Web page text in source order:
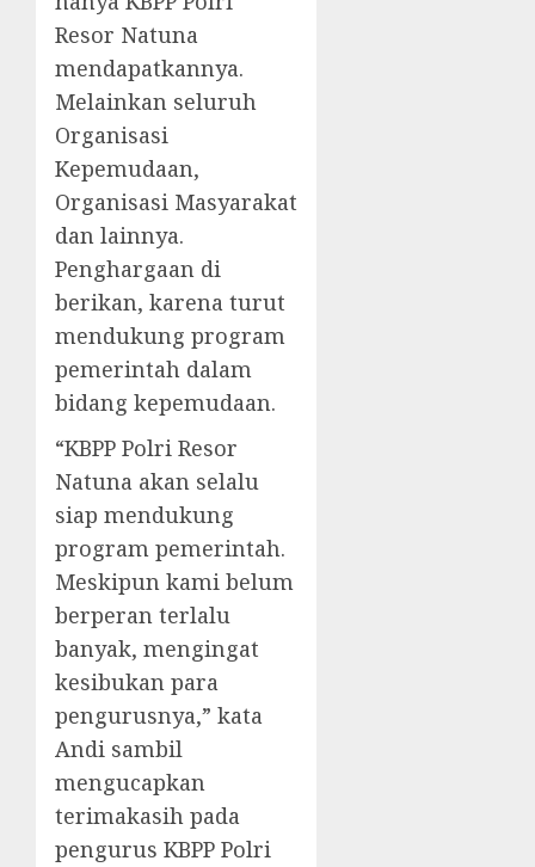
Resor Natuna
mendapatkannya.
Melainkan seluruh
Organisasi
Kepemudaan,
Organisasi Masyarakat
dan lainnya.
Penghargaan di
berikan, karena turut
mendukung program
pemerintah dalam
bidang kepemudaan.
“KBPP Polri Resor
Natuna akan selalu
siap mendukung
program pemerintah.
Meskipun kami belum
berperan terlalu
banyak, mengingat
kesibukan para
pengurusnya,” kata
Andi sambil
mengucapkan
terimakasih pada
pengurus KBPP Polri